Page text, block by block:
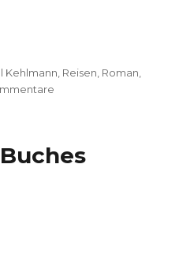
der Welt““
Kehlmann Reisen Roman
Vermessung